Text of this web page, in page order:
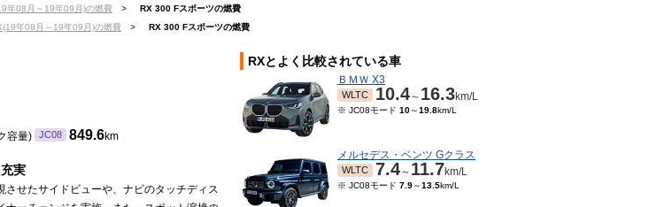
年08月～19年09月)の燃費 >
RX 300 Fスポーツの燃費
年08月～19年09月)の燃費 > RX 300 Fスポーツの燃費
容量) JC08 849.6km
実
せたサイドビューや、ナビのタッチディス
RXとよく比較されている車
ＢＭＷ X3
WLTC 10.4～ 16.3km/L
※ JC08モード 10～19.8km/L
メルセデス・ベンツ Gクラス
WLTC 7.4～ 11.7km/L
※ JC08モード 7.9～13.5km/L